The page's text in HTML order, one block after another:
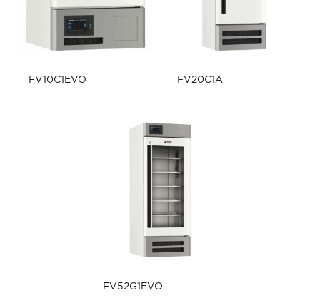
FV10C1EVO FV20C1A
FV52G1EVO